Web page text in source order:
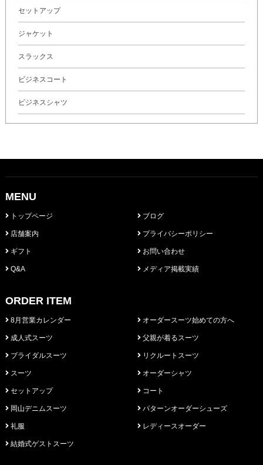
セットアップ
ジャケット
スラックス
ビジネスコート
ビジネスシャツ
MENU
トップページ
店舗案内
ギフト
Q&A
ブログ
プライバシーポリシー
お問い合わせ
メディア掲載実績
ORDER ITEM
8月営業カレンダー
成人式スーツ
ブライダルスーツ
スーツ
セットアップ
岡山デニムスーツ
礼服
結婚式ゲストスーツ
オーダースーツ始めての方へ
父親が着るスーツ
リクルートスーツ
オーダーシャツ
コート
パターンオーダーシューズ
レディースオーダー